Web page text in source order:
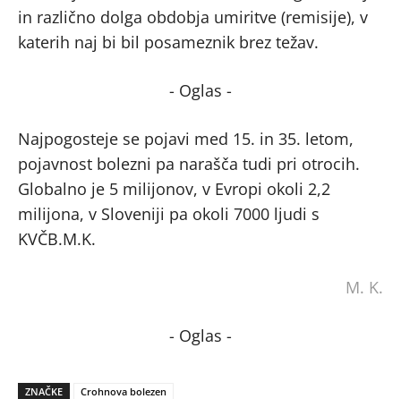
in različno dolga obdobja umiritve (remisije), v
katerih naj bi bil posameznik brez težav.
- Oglas -
Najpogosteje se pojavi med 15. in 35. letom,
pojavnost bolezni pa narašča tudi pri otrocih.
Globalno je 5 milijonov, v Evropi okoli 2,2
milijona, v Sloveniji pa okoli 7000 ljudi s
KVČB.M.K.
M. K.
- Oglas -
ZNAČKE Crohnova bolezen